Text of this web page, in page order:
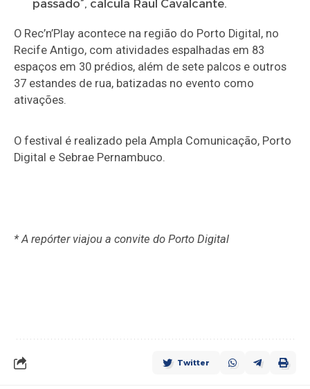
passado”, calcula Raul Cavalcante.
O Rec’n’Play acontece na região do Porto Digital, no
Recife Antigo, com atividades espalhadas em 83
espaços em 30 prédios, além de sete palcos e outros
37 estandes de rua, batizadas no evento como
ativações.
O festival é realizado pela Ampla Comunicação, Porto
Digital e Sebrae Pernambuco.
* A repórter viajou a convite do Porto Digital
Twitter